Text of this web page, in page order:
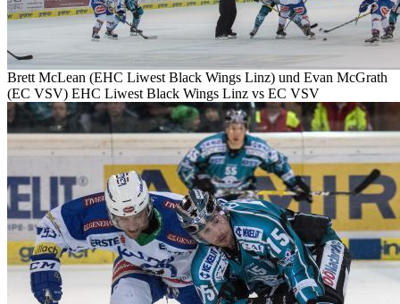
Brett McLean (EHC Liwest Black Wings Linz) und Evan McGrath
(EC VSV) EHC Liwest Black Wings Linz vs EC VSV